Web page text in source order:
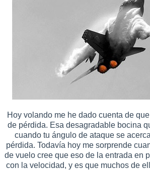
Hoy volando me he dado cuenta de
de pérdida. Esa desagradable bocina
cuando tu ángulo de ataque se
pérdida. Todavía hoy me sorprende
de vuelo cree que eso de la entrada en
con la velocidad, y es que muchos de